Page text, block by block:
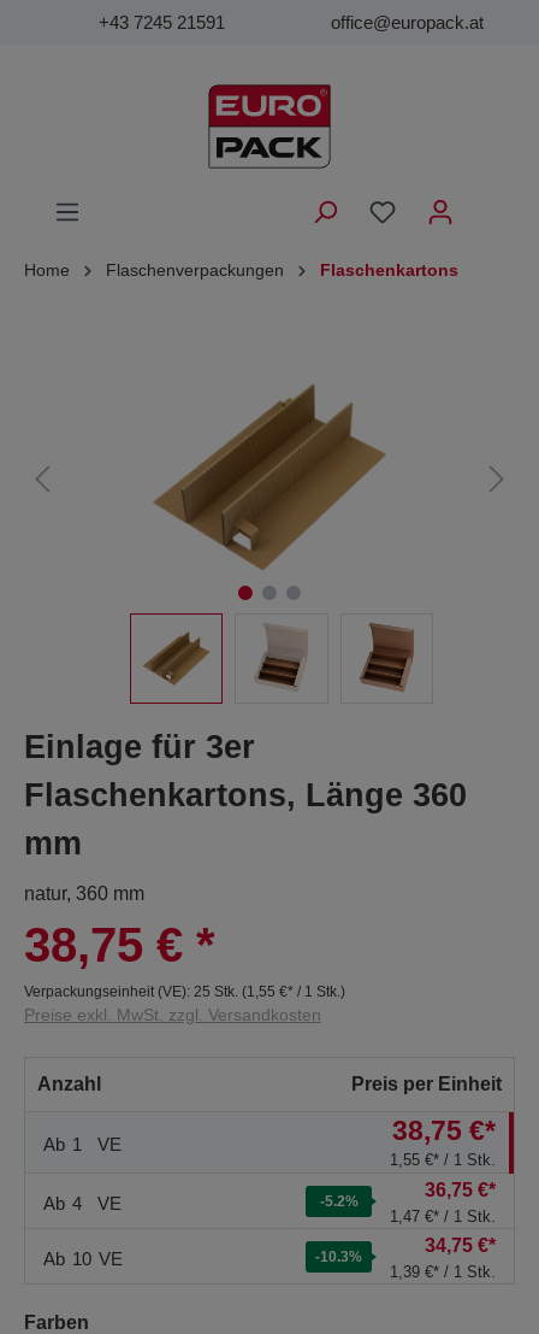
+43 7245 21591 office@europack.at
Home Flaschenverpackungen Flaschenkartons
Einlage für 3er
Flaschenkartons, Länge 360
mm
natur, 360 mm
38,75 € *
Verpackungseinheit (VE): 25 Stk. (1,55 €* / 1 Stk.)
Preise exkl. MwSt. zzgl. Versandkosten
Anzahl Preis per Einheit
Ab 1 VE 38,75 €*
1,55 €* / 1 Stk.
Ab 4 VE -5.2%
36,75 €*
1,47 €* / 1 Stk.
Ab 10 VE -10.3%
34,75 €*
1,39 €* / 1 Stk.
Farben